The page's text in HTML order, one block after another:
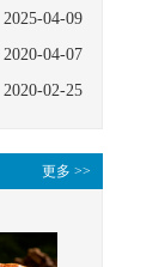
2025-04-09
2020-04-07
2020-02-25
更多 >>